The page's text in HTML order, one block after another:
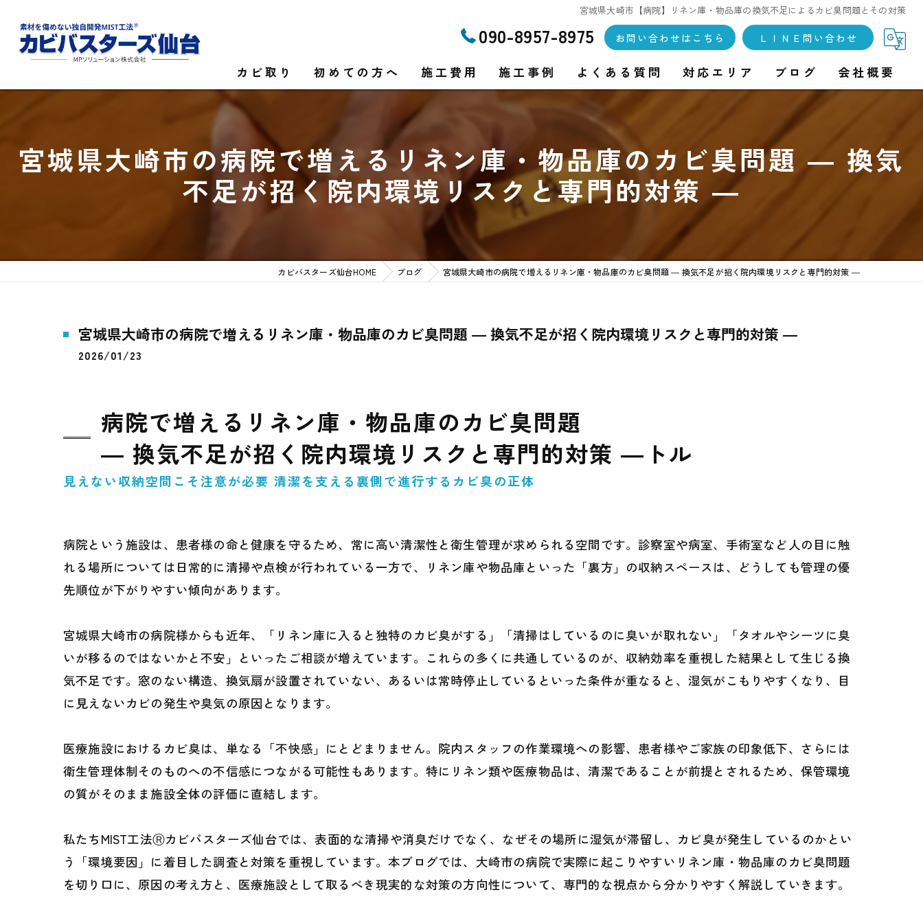
宮城県大崎市【病院】リネン庫・物品庫の換気不足によるカビ臭問題とその対策
090-8957-8975 お問い合わせはこちら ＬＩＮＥ問い合わせ
カビ取り
カビ菌検査
家庭のカビ取り
施設のカビ取り
初めての方へ 施工費用 施工事例 よくある質問 対応エリア ブログ 会社概要
宮城県大崎市の病院で増えるリネン庫・物品庫のカビ臭問題 ― 換気
不足が招く院内環境リスクと専門的対策 ―
カビバスターズ仙台HOME ブログ 宮城県大崎市の病院で増えるリネン庫・物品庫のカビ臭問題 ― 換気不足が招く院内環境リスクと専門的対策 ―
宮城県大崎市の病院で増えるリネン庫・物品庫のカビ臭問題 ― 換気不足が招く院内環境リスクと専門的対策 ―
2026/01/23
病院で増えるリネン庫・物品庫のカビ臭問題
― 換気不足が招く院内環境リスクと専門的対策 ―トル
見えない収納空間こそ注意が必要 清潔を支える裏側で進行するカビ臭の正体
病院という施設は、患者様の命と健康を守るため、常に高い清潔性と衛生管理が求められる空間です。診察室や病室、手術室など人の目に触
れる場所については日常的に清掃や点検が行われている一方で、リネン庫や物品庫といった「裏方」の収納スペースは、どうしても管理の優
先順位が下がりやすい傾向があります。
宮城県大崎市の病院様からも近年、「リネン庫に入ると独特のカビ臭がする」「清掃はしているのに臭いが取れない」「タオルやシーツに臭
いが移るのではないかと不安」といったご相談が増えています。これらの多くに共通しているのが、収納効率を重視した結果として生じる換
気不足です。窓のない構造、換気扇が設置されていない、あるいは常時停止しているといった条件が重なると、湿気がこもりやすくなり、目
に見えないカビの発生や臭気の原因となります。
医療施設におけるカビ臭は、単なる「不快感」にとどまりません。院内スタッフの作業環境への影響、患者様やご家族の印象低下、さらには
衛生管理体制そのものへの不信感につながる可能性もあります。特にリネン類や医療物品は、清潔であることが前提とされるため、保管環境
の質がそのまま施設全体の評価に直結します。
私たちMIST工法Ⓡカビバスターズ仙台では、表面的な清掃や消臭だけでなく、なぜその場所に湿気が滞留し、カビ臭が発生しているのかとい
う「環境要因」に着目した調査と対策を重視しています。本ブログでは、大崎市の病院で実際に起こりやすいリネン庫・物品庫のカビ臭問題
を切り口に、原因の考え方と、医療施設として取るべき現実的な対策の方向性について、専門的な視点から分かりやすく解説していきます。